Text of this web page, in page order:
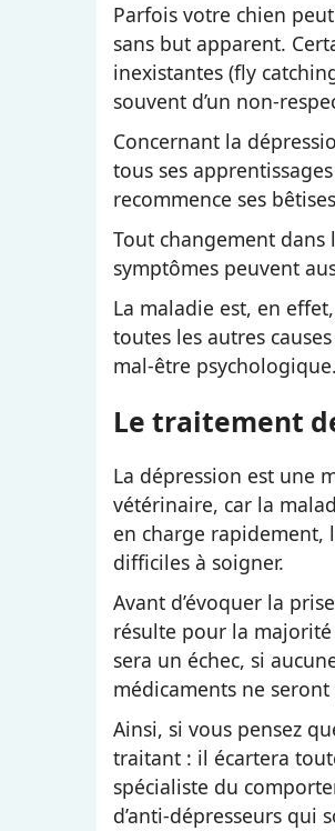
Parfois votre chien
sans but apparent.
inexistantes (fly
souvent d’un non-
Concernant la
tous ses
recommence ses
Tout changement
symptômes peuvent
La maladie est, en
toutes les autres
mal-être psychologique.
Le traitement
La dépression est une
vétérinaire, car la
en charge rapidement,
difficiles à soigner.
Avant d’évoquer la
résulte pour la
sera un échec, si
médicaments ne seront
Ainsi, si vous pensez
traitant : il écartera
spécialiste du
d’anti-dépresseurs qui